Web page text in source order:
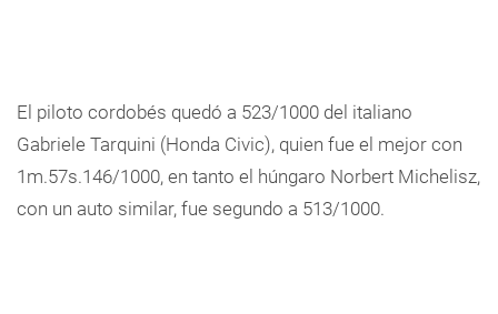
El piloto cordobés quedó a 523/1000 del italiano
Gabriele Tarquini (Honda Civic), quien fue el mejor con
1m.57s.146/1000, en tanto el húngaro Norbert Michelisz,
con un auto similar, fue segundo a 513/1000.